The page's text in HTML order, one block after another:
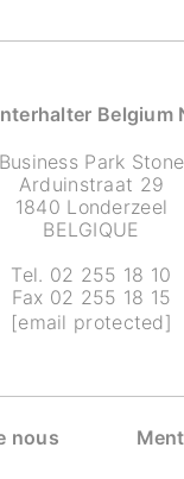
Belgium
Business Park Stone
Arduinstraat 29
1840 Londerzeel
BELGIQUE
Tel. 02 255 18 10
Fax 02 255 18 15
[email protected]
nous